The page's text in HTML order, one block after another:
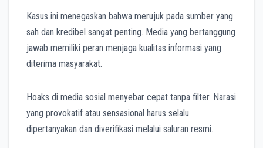
Kasus ini menegaskan bahwa merujuk pada sumber yang
sah dan kredibel sangat penting. Media yang bertanggung
jawab memiliki peran menjaga kualitas informasi yang
diterima masyarakat.
Hoaks di media sosial menyebar cepat tanpa filter. Narasi
yang provokatif atau sensasional harus selalu
dipertanyakan dan diverifikasi melalui saluran resmi.